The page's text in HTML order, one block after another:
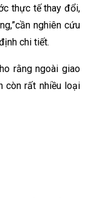
thực tế thay đổi,
nghiên cứu
chi tiết.
rằng ngoài giao
còn rất nhiều loại